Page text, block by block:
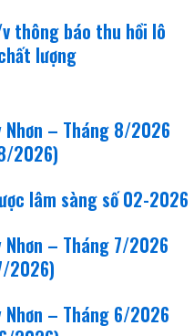
v thông báo thu hồi lô
lượng
– Tháng 8/2026
2026)
lâm sàng số 02-2026
– Tháng 7/2026
2026)
– Tháng 6/2026